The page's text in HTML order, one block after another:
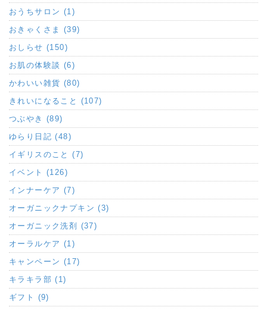
おうちサロン (1)
おきゃくさま (39)
おしらせ (150)
お肌の体験談 (6)
かわいい雑貨 (80)
きれいになること (107)
つぶやき (89)
ゆらり日記 (48)
イギリスのこと (7)
イベント (126)
インナーケア (7)
オーガニックナプキン (3)
オーガニック洗剤 (37)
オーラルケア (1)
キャンペーン (17)
キラキラ部 (1)
ギフト (9)